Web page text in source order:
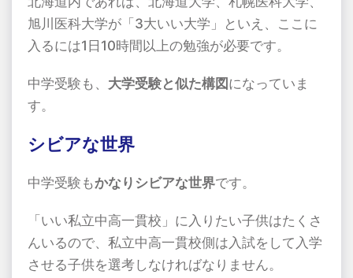
旭川医科大学が「3大いい大学」といえ、ここに
入るには1 日 10時間以上の勉強が必要です。
中学受験も、 大学受験と似た構図 になっていま
す。
シビアな世界
中学受験もかなりシビアな世界です。
「いい私立中高一貫校」に入りたい子供はたくさ
んいるので、私立中高一貫校側は入試をして入学
させる子供を選考しなければなりません。